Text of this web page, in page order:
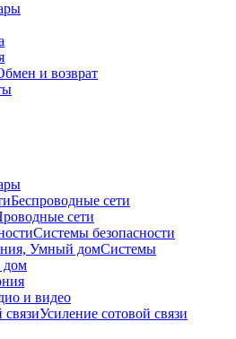
и возврат
Беспроводные сети
сети
Системы безопасности
Системы
дом
и видео
Усиление сотовой связи